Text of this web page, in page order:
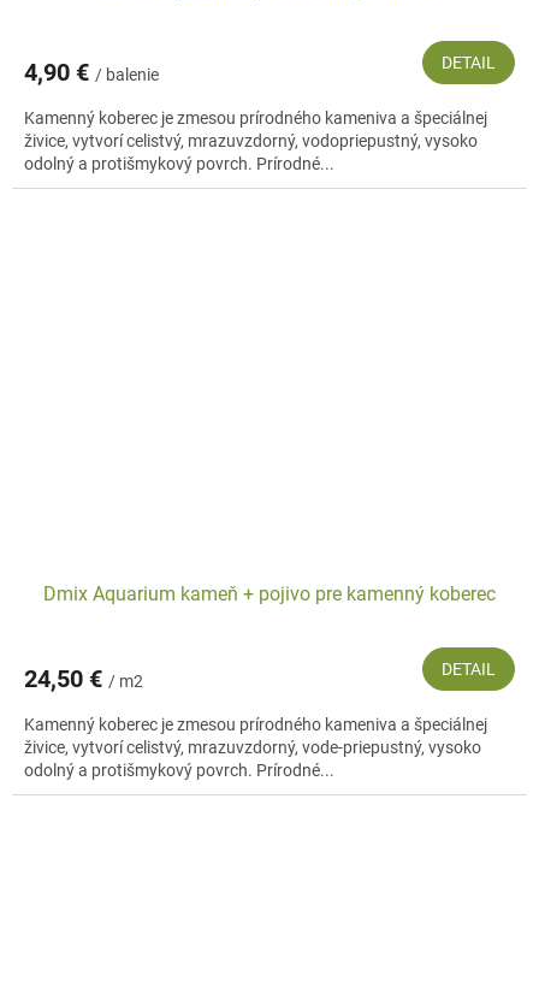
4,90 € / balenie
DETAIL
Kamenný koberec je zmesou prírodného kameniva a špeciálnej
živice, vytvorí celistvý, mrazuvzdorný, vodopriepustný, vysoko
odolný a protišmykový povrch. Prírodné...
Dmix Aquarium kameň + pojivo pre kamenný koberec
24,50 € / m2
DETAIL
Kamenný koberec je zmesou prírodného kameniva a špeciálnej
živice, vytvorí celistvý, mrazuvzdorný, vode-priepustný, vysoko
odolný a protišmykový povrch. Prírodné...